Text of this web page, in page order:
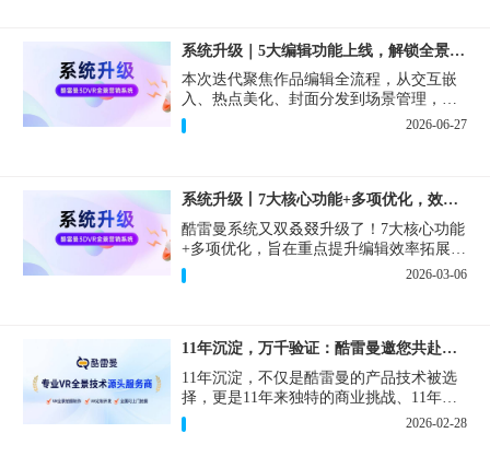
系统升级｜5大编辑功能上线，解锁全景制作新体验！
本次迭代聚焦作品编辑全流程，从交互嵌
入、热点美化、封面分发到场景管理，一
次性上线5项实用新功能，大幅缩短制作时
间、精细化把控视觉交互效果，创作自由
2026-06-27
系统升级丨7大核心功能+多项优化，效率飙升体验拉满
酷雷曼系统又双叒叕升级了！7大核心功能
+多项优化，旨在重点提升编辑效率拓展内
容编辑能力及优化操作体验为合作伙伴带
来更高效便捷的VR全景制作与营销体验！
2026-03-06
11年沉淀，万千验证：酷雷曼邀您共赴下一个10年
11年沉淀，不仅是酷雷曼的产品技术被选
择，更是11年来独特的商业挑战、11年来
真实的增长需求与一套3DVR技术解决方案
之间，持续互动、彼此塑造的生动过程。
2026-02-28